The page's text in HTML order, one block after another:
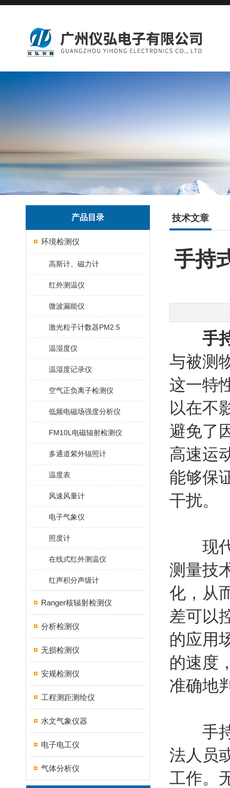
产品目录
环境检测仪
高斯计、磁力计
红外测温仪
微波漏能仪
激光粒子计数器PM2.5
温湿度仪
温湿度记录仪
空气正负离子检测仪
低频电磁场强度分析仪
FM10L电磁辐射检测仪
多通道紫外辐照计
温度表
风速风量计
电子气象仪
照度计
在线式红外测温仪
红声积分声级计
Ranger核辐射检测仪
分析检测仪
无损检测仪
安规检测仪
工程测距测绘仪
水文气象仪器
电子电工仪
气体分析仪
技术文章
手持
手
与被测
这一特
以在不
避免了
高速运
能够保
干扰。
现代
测量技
化，从
差可以
的应用
的速度
准确地
手持
法人员
工作。